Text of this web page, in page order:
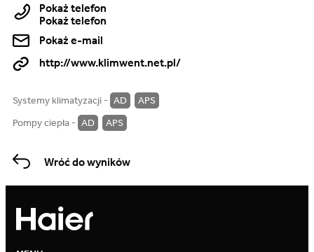
Pokaż telefon
Pokaż telefon
http://www.klimwent.net.pl/
Pokaż e-mail
Systemy klimatyzacji - AD
APS
Pompy ciepła - AD APS
Wróć do wyników